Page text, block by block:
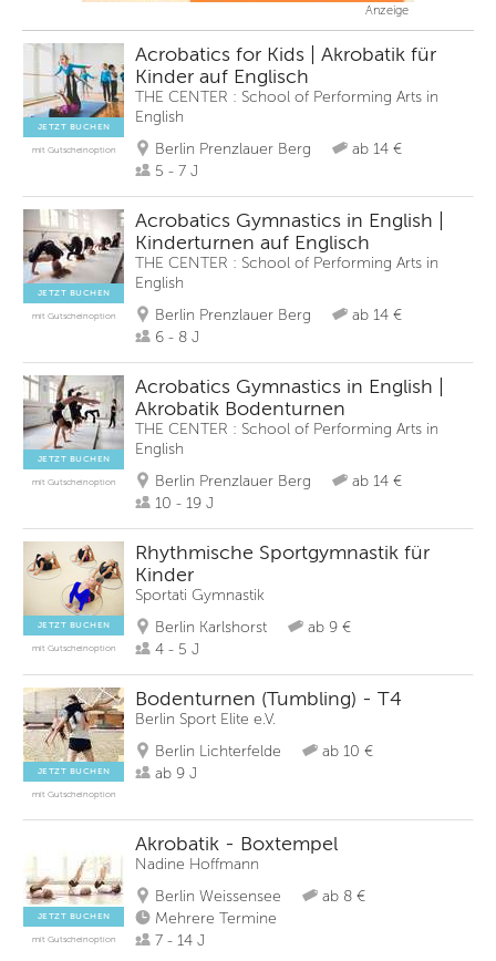
Anzeige
JETZT BUCHEN
mit Gutscheinoption
Acrobatics for Kids | Akrobatik für
Kinder auf Englisch
THE CENTER : School of Performing Arts in
English
Berlin Prenzlauer Berg
ab 14 €
5 - 7 J
JETZT BUCHEN
mit Gutscheinoption
Acrobatics Gymnastics in English |
Kinderturnen auf Englisch
THE CENTER : School of Performing Arts in
English
Berlin Prenzlauer Berg
ab 14 €
6 - 8 J
JETZT BUCHEN
mit Gutscheinoption
Acrobatics Gymnastics in English |
Akrobatik Bodenturnen
THE CENTER : School of Performing Arts in
English
Berlin Prenzlauer Berg
ab 14 €
10 - 19 J
JETZT BUCHEN
mit Gutscheinoption
Rhythmische Sportgymnastik für
Kinder
Sportati Gymnastik
Berlin Karlshorst
ab 9 €
4 - 5 J
JETZT BUCHEN
mit Gutscheinoption
Bodenturnen (Tumbling) - T4
Berlin Sport Elite e.V.
Berlin Lichterfelde
ab 10 €
ab 9 J
JETZT BUCHEN
mit Gutscheinoption
Akrobatik - Boxtempel
Nadine Hoffmann
Berlin Weissensee
ab 8 €
Mehrere Termine
7 - 14 J